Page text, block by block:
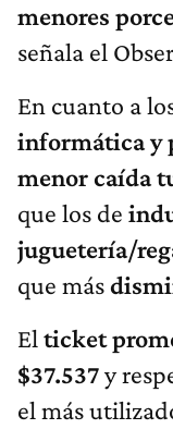
menores
señala el
En cuanto a
informática y
menor caída
que los de
juguetería/
que más
El ticket
$37.537y
el más